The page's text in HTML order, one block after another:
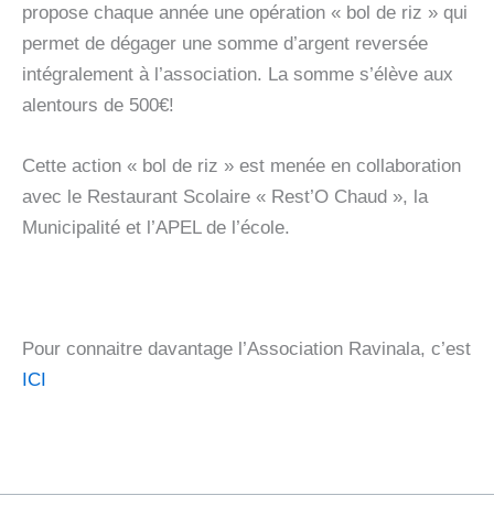
propose chaque année une opération « bol de riz » qui
permet de dégager une somme d’argent reversée
intégralement à l’association. La somme s’élève aux
alentours de 500€!
Cette action « bol de riz » est menée en collaboration
avec le Restaurant Scolaire « Rest’O Chaud », la
Municipalité et l’APEL de l’école.
Pour connaitre davantage l’Association Ravinala, c’est
ICI